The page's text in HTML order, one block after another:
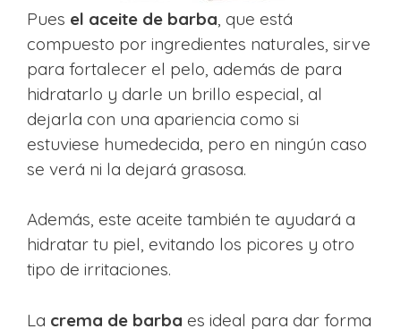
Pues el aceite de barba , que está
compuesto por ingredientes naturales, sirve
para fortalecer el pelo, además de para
hidratarlo y darle un brillo especial, al
dejarla con una apariencia como si
estuviese humedecida, pero en ningún caso
se verá ni la dejará grasosa.
Además, este aceite también te ayudará a
hidratar tu piel, evitando los picores y otro
tipo de irritaciones.
La crema de barba es ideal para dar forma